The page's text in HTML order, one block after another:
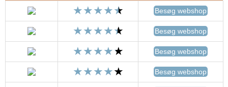
Besøg webshop
Besøg webshop
Besøg webshop
Besøg webshop